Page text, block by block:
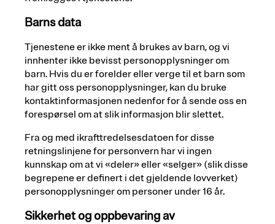
Barns data
Tjenestene er ikke ment å brukes av barn, og vi
innhenter ikke bevisst personopplysninger om
barn. Hvis du er forelder eller verge til et barn som
har gitt oss personopplysninger, kan du bruke
kontaktinformasjonen nedenfor for å sende oss en
forespørsel om at slik informasjon blir slettet.
Fra og med ikrafttredelsesdatoen for disse
retningslinjene for personvern har vi ingen
kunnskap om at vi «deler» eller «selger» (slik disse
begrepene er definert i det gjeldende lovverket)
personopplysninger om personer under 16 år.
Sikkerhet og oppbevaring av